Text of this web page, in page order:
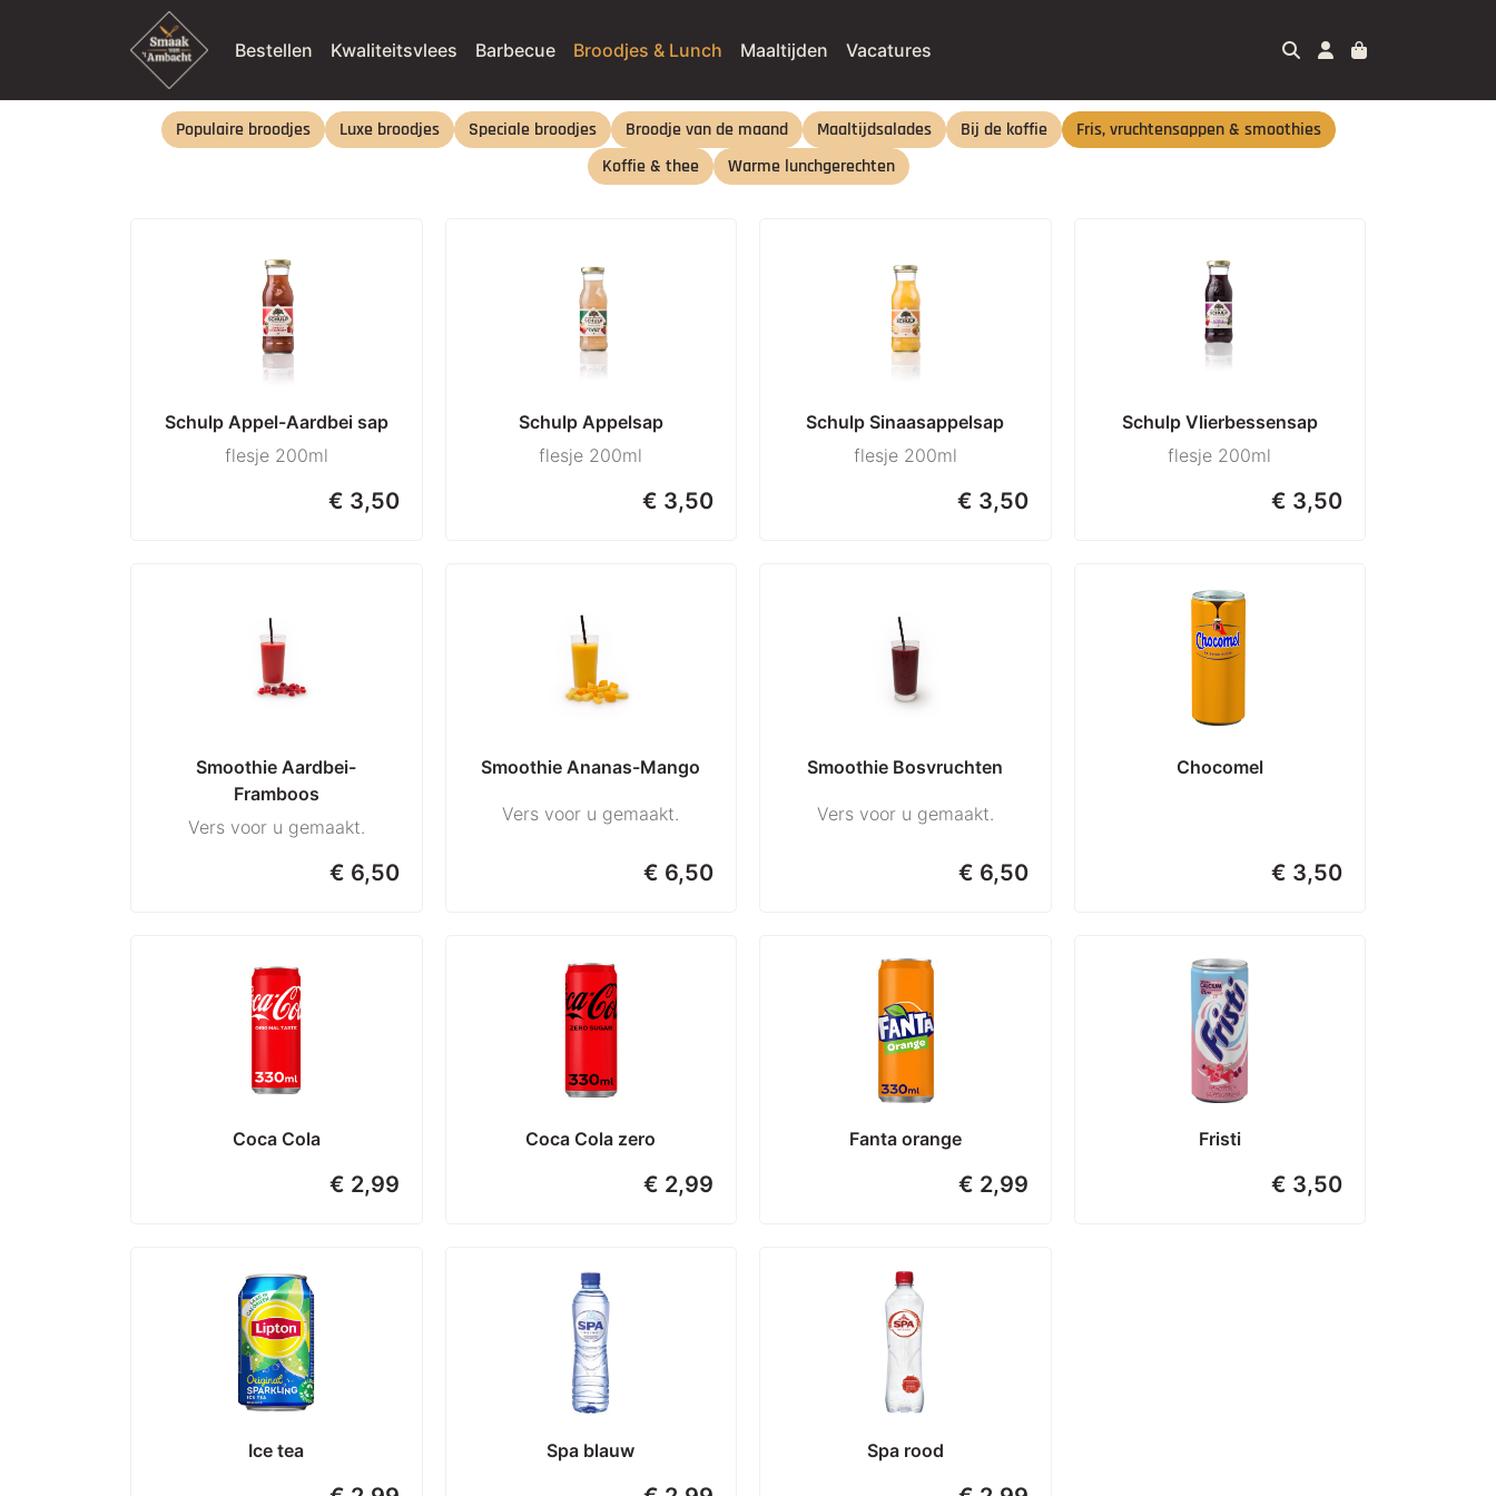
Bestellen Kwaliteitsvlees Barbecue Broodjes & Lunch Maaltijden Vacatures
Populaire broodjes Luxe broodjes Speciale broodjes Broodje van de maand Maaltijdsalades Bij de koffie Fris, vruchtensappen & smoothies
Koffie & thee Warme lunchgerechten
Schulp Appel-Aardbei sap
flesje 200ml
€ 3,50
Schulp Appelsap
flesje 200ml
€ 3,50
Schulp Sinaasappelsap
flesje 200ml
€ 3,50
Schulp Vlierbessensap
flesje 200ml
€ 3,50
Smoothie Aardbei-
Framboos
Vers voor u gemaakt.
€ 6,50
Smoothie Ananas-Mango
Vers voor u gemaakt.
€ 6,50
Smoothie Bosvruchten
Vers voor u gemaakt.
€ 6,50
Chocomel
€ 3,50
Coca Cola
€ 2,99
Coca Cola zero
€ 2,99
Fanta orange
€ 2,99
Fristi
€ 3,50
Ice tea Spa blauw Spa rood